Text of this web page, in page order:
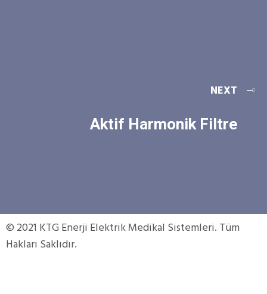
NEXT
Aktif Harmonik Filtre
© 2021 KTG Enerji Elektrik Medikal Sistemleri. Tüm
Hakları Saklıdır.